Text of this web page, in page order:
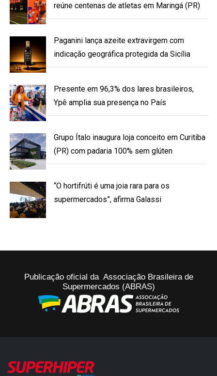
reúne centenas de atletas em Maringá (PR)
Paganini lança azeite extravirgem com
indicação geográfica protegida da Sicília
Presente em 96,3% dos lares brasileiros,
Ypê amplia sua presença no País
Grupo Ítalo inaugura loja conceito em Curitiba
(PR) com padaria 100% sem glúten
“O hortifrúti é uma joia rara para os
supermercados”, afirma Galassi
Publicação oficial da Associação Brasileira de
Supermercados (ABRAS)